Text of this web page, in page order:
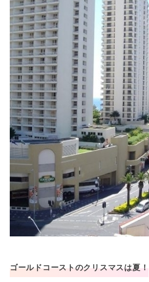
ゴールドコーストのクリスマスは夏！